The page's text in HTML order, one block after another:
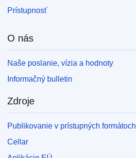
Prístupnosť
O nás
Naše poslanie, vízia a hodnoty
Informačný bulletin
Zdroje
Publikovanie v prístupných formátoch
Cellar